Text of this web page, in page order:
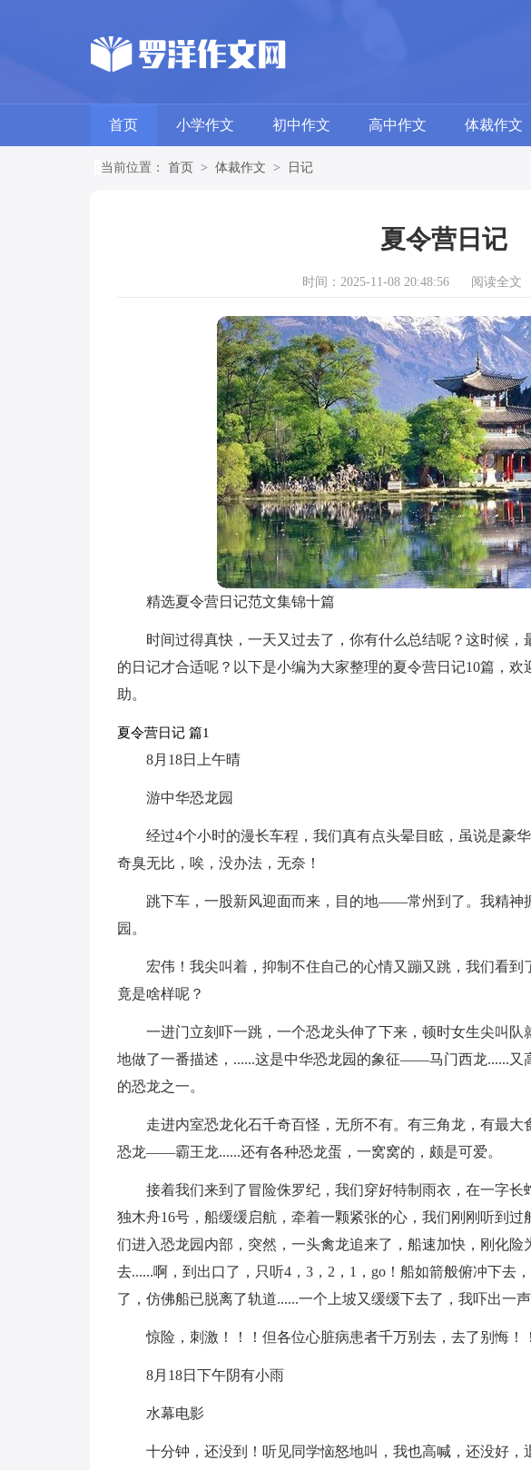
首页 小学作文 初中作文 高中作文 体裁作文
当前位置： 首页 > 体裁作文 > 日记
夏令营日记
时间：2025-11-08 20:48:56 阅读全文
精选夏令营日记范文集锦十篇
时间过得真快，一天又过去了，你有什么总结呢？这时候
的日记才合适呢？以下是小编为大家整理的夏令营日记10篇，
助。
夏令营日记 篇1
8月18日上午晴
游中华恐龙园
经过4个小时的漫长车程，我们真有点头晕目眩，虽说是豪
奇臭无比，唉，没办法，无奈！
跳下车，一股新风迎面而来，目的地——常州到了。我精神
园。
宏伟！我尖叫着，抑制不住自己的心情又蹦又跳，我们看
竟是啥样呢？
一进门立刻吓一跳，一个恐龙头伸了下来，顿时女生尖叫
地做了一番描述，......这是中华恐龙园的象征——马门西龙......又
的恐龙之一。
走进内室恐龙化石千奇百怪，无所不有。有三角龙，有最
恐龙——霸王龙......还有各种恐龙蛋，一窝窝的，颇是可爱。
接着我们来到了冒险侏罗纪，我们穿好特制雨衣，在一字长
独木舟16号，船缓缓启航，牵着一颗紧张的心，我们刚刚听到
们进入恐龙园内部，突然，一头禽龙追来了，船速加快，刚化险
去......啊，到出口了，只听4，3，2，1，go！船如箭般俯冲下去
了，仿佛船已脱离了轨道......一个上坡又缓缓下去了，我吓出一
惊险，刺激！！！但各位心脏病患者千万别去，去了别悔！
8月18日下午阴有小雨
水幕电影
十分钟，还没到！听见同学恼怒地叫，我也高喊，还没好